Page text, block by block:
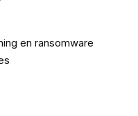
en ransomware